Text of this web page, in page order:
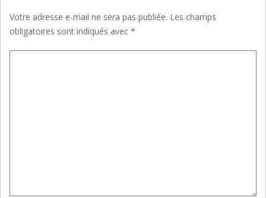
Votre adresse e-mail ne sera pas publiée. Les champs
obligatoires sont indiqués avec *